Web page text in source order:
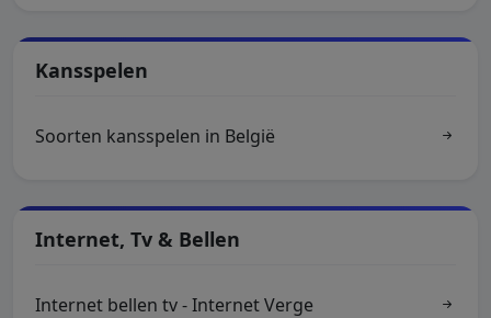
Kansspelen
Soorten kansspelen in België
Internet, Tv & Bellen
Internet bellen tv - Internet Verge